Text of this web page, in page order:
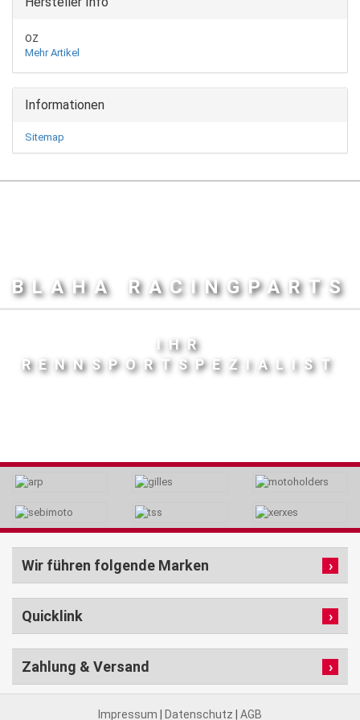
OZ
Mehr Artikel
Informationen
Sitemap
BLAHA RACINGPARTS
IHR
RENNSPORTSPEZIALIST
Wir führen folgende Marken
Quicklink
Zahlung & Versand
Impressum | Datenschutz | AGB